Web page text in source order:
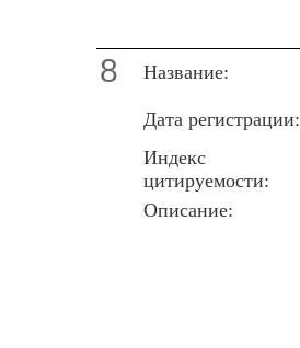
8 Название:
Дата регистрации:
Индекс
цитируемости:
Описание: